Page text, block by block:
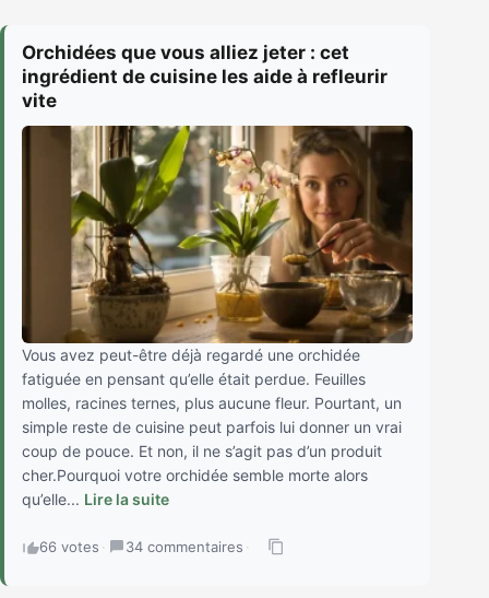
Orchidées que vous alliez jeter : cet
ingrédient de cuisine les aide à refleurir
vite
Vous avez peut-être déjà regardé une orchidée
fatiguée en pensant qu’elle était perdue. Feuilles
molles, racines ternes, plus aucune fleur. Pourtant, un
simple reste de cuisine peut parfois lui donner un vrai
coup de pouce. Et non, il ne s’agit pas d’un produit
cher.Pourquoi votre orchidée semble morte alors
qu’elle... Lire la suite
66 votes · 34 commentaires ·